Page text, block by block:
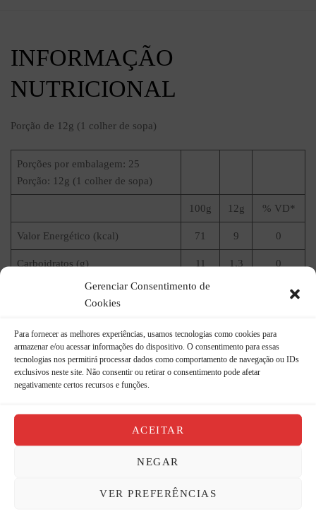
Gerenciar Consentimento de
Cookies
Para fornecer as melhores experiências, usamos tecnologias como cookies para
armazenar e/ou acessar informações do dispositivo. O consentimento para essas
tecnologias nos permitirá processar dados como comportamento de navegação ou IDs
exclusivos neste site. Não consentir ou retirar o consentimento pode afetar
negativamente certos recursos e funções.
ACEITAR
NEGAR
VER PREFERÊNCIAS
INFORMAÇÃO
NUTRICIONAL
Porção de 12g (1 colher de sopa)
Porções por embalagem: 25
Porção: 12g (1 colher de sopa)
100g 12g % VD*
Valor Energético (kcal) 71 9 0
Carboidratos (g) 11 1,3 0
Açúcares Totais (g) 3
Proteínas (g) 1,5 0,2 0
Gorduras Totais 2,1 0,3